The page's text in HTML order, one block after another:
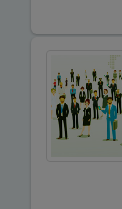
Hububatçılar
Hurdacılar
iç Giyim ve